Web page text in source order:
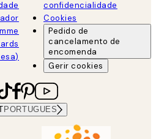
confidencialidade
Cookies
Pedido de
cancelamento de
encomenda
Gerir cookies
PORTUGUES